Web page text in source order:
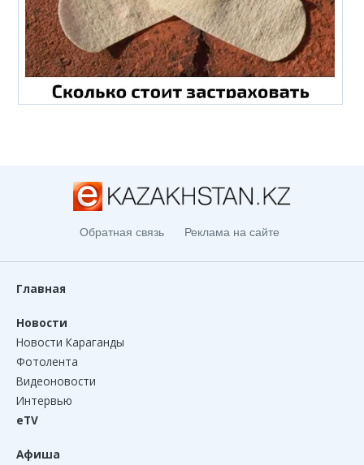
Обратная связь Реклама на сайте
Главная
Новости
Новости Караганды
Фотолента
Видеоновости
Интервью
eTV
Афиша